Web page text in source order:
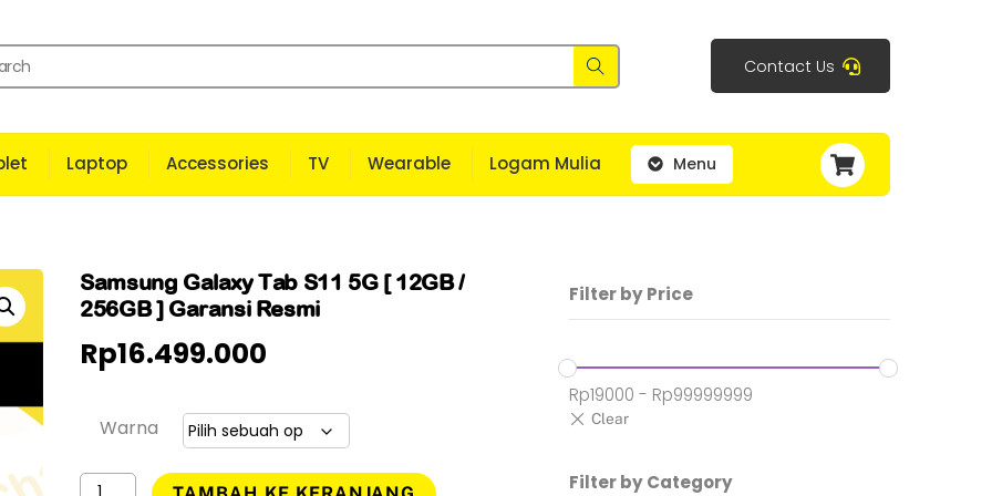
Laptop Accessories TV Wearable Logam Mulia Menu
Contact Us
Samsung Galaxy Tab S11 5G [ 12GB /
256GB ] Garansi Resmi
Rp16.499.000
Warna
Kuantitas
Filter by Price
Rp19000 - Rp99999999
Filter by Category